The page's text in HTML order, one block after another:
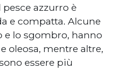
pesce azzurro è
e compatta. Alcune
e lo sgombro, hanno
oleosa, mentre altre,
essere più